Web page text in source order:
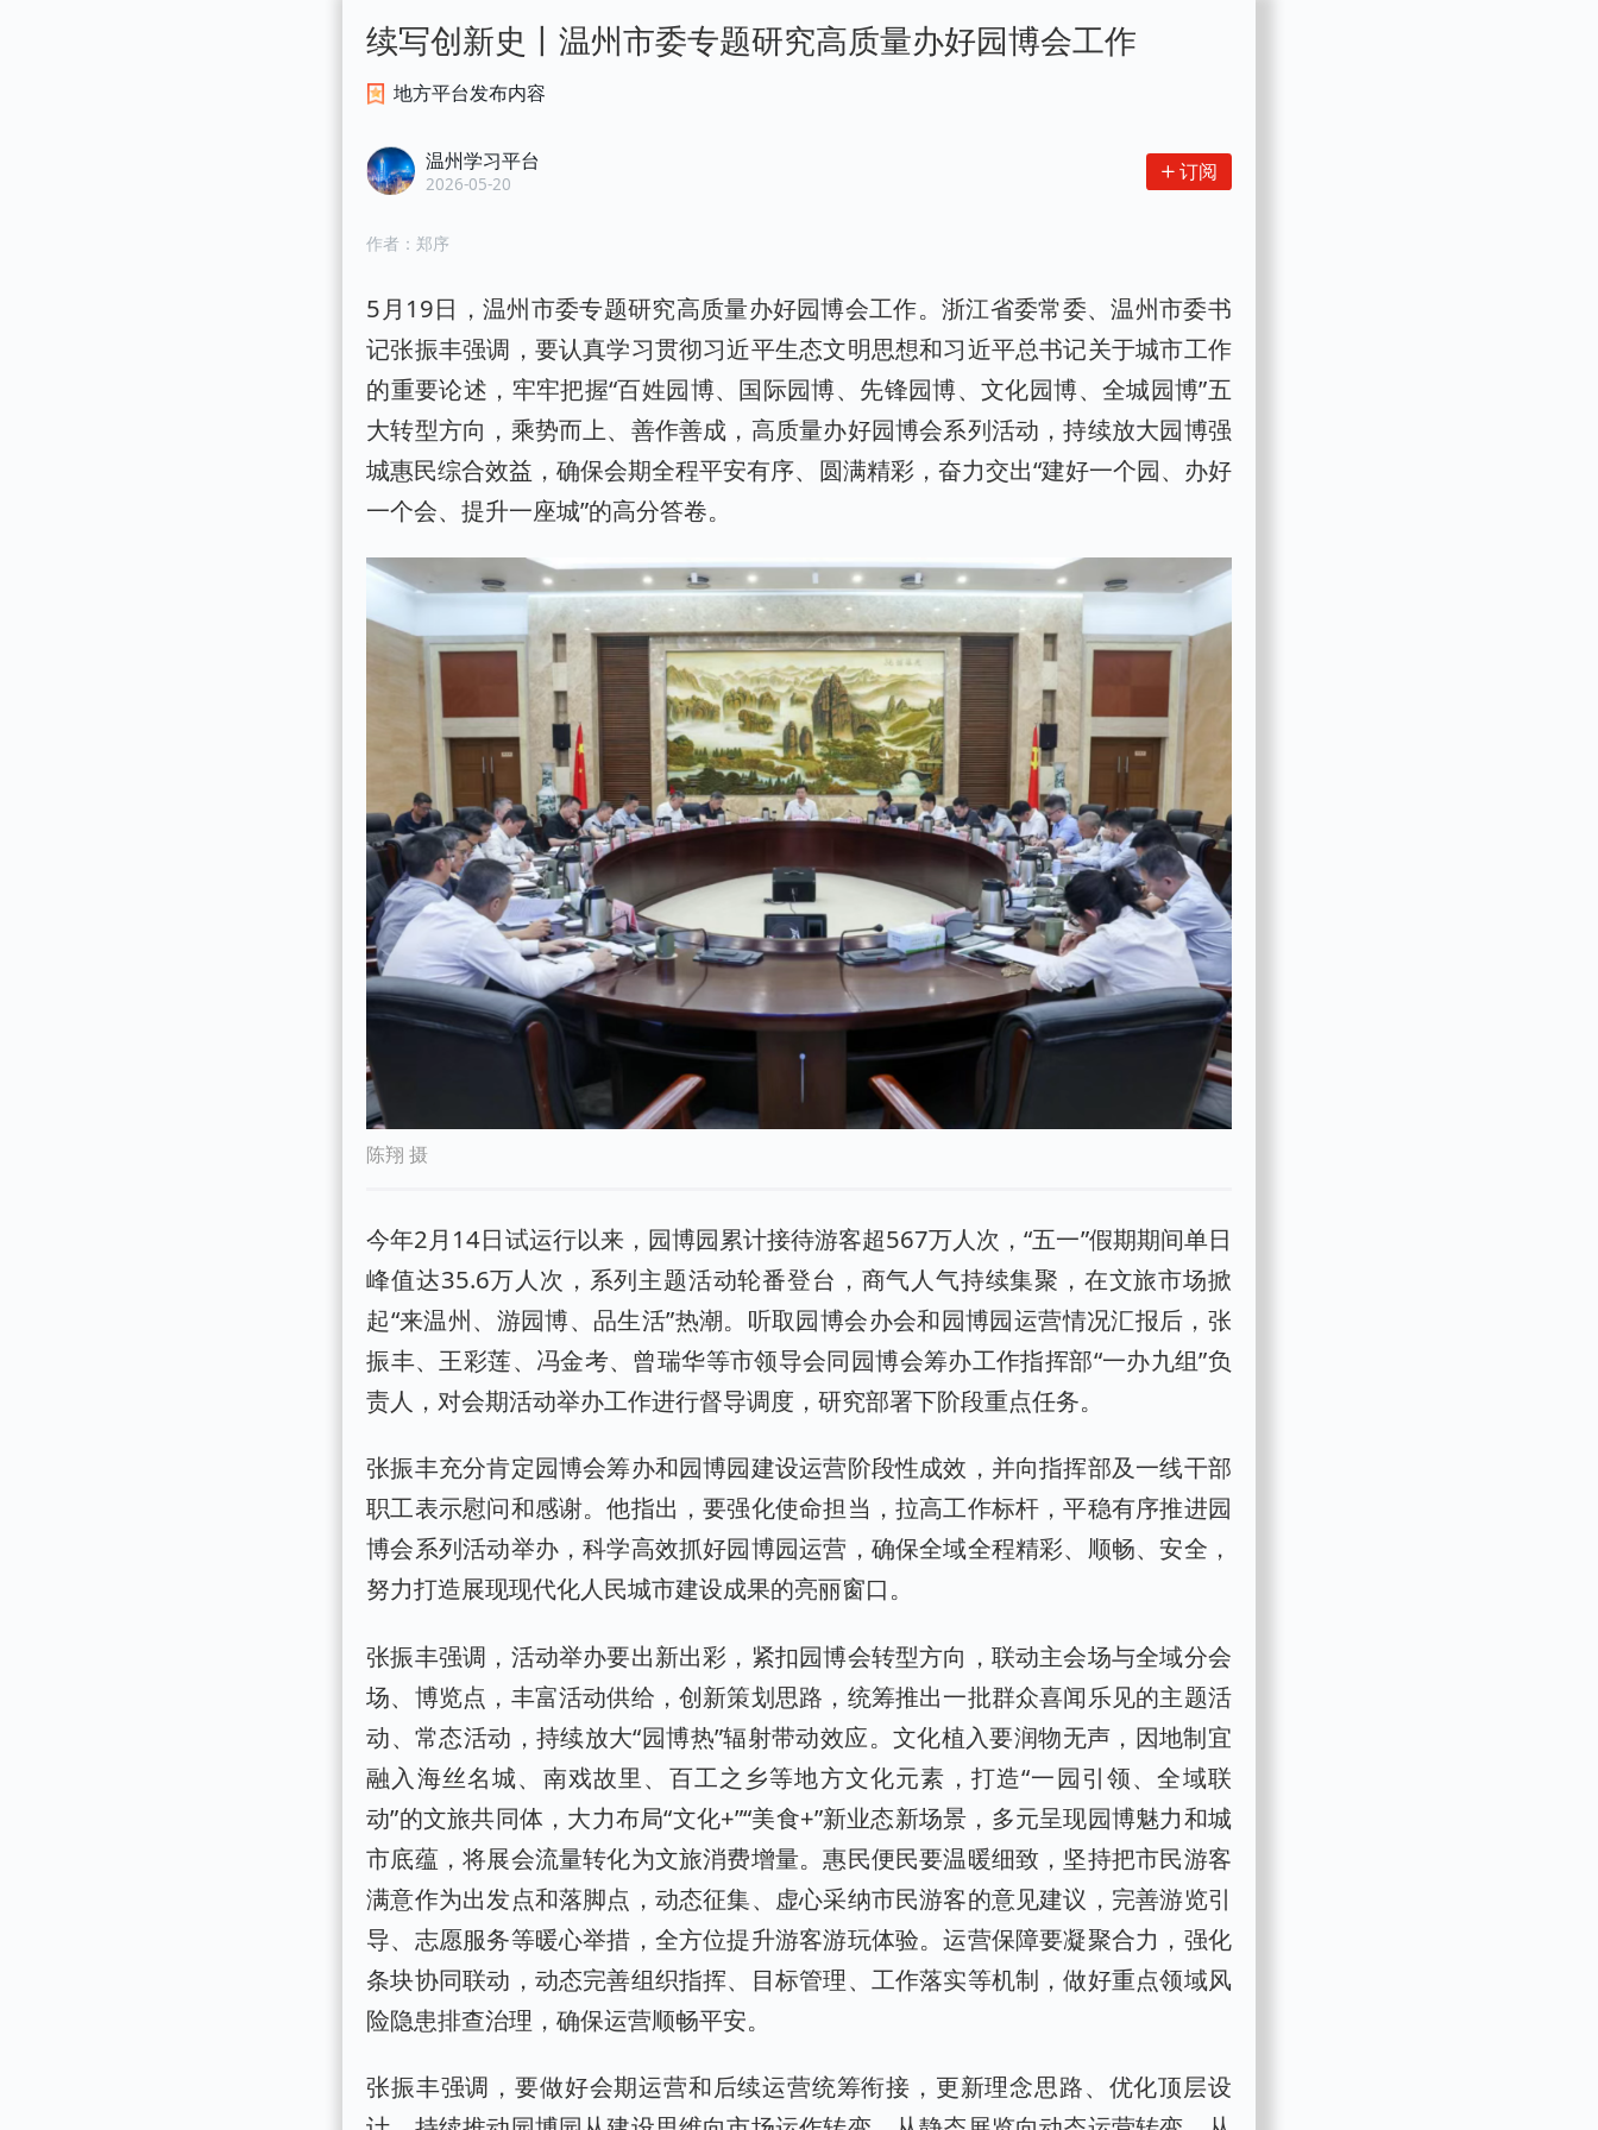
续写创新史丨温州市委专题研究高质量办好园博会工作
地方平台发布内容
温州学习平台
2026-05-20 订阅
作者： 郑序
5月19日，温州市委专题研究高质量办好园博会工作。浙江省委常委、温州市委书
记张振丰强调，要认真学习贯彻习近平生态文明思想和习近平总书记关于城市工作
的重要论述，牢牢把握“百姓园博、国际园博、先锋园博、文化园博、全城园博”五
大转型方向，乘势而上、善作善成，高质量办好园博会系列活动，持续放大园博强
城惠民综合效益，确保会期全程平安有序、圆满精彩，奋力交出“建好一个园、办好
一个会、提升一座城”的高分答卷。
陈翔 摄
今年2月14日试运行以来，园博园累计接待游客超567万人次，“五一”假期期间单日
峰值达35.6万人次，系列主题活动轮番登台，商气人气持续集聚，在文旅市场掀
起“来温州、游园博、品生活”热潮。听取园博会办会和园博园运营情况汇报后，张
振丰、王彩莲、冯金考、曾瑞华等市领导会同园博会筹办工作指挥部“一办九组”负
责人，对会期活动举办工作进行督导调度，研究部署下阶段重点任务。
张振丰充分肯定园博会筹办和园博园建设运营阶段性成效，并向指挥部及一线干部
职工表示慰问和感谢。他指出，要强化使命担当，拉高工作标杆，平稳有序推进园
博会系列活动举办，科学高效抓好园博园运营，确保全域全程精彩、顺畅、安全，
努力打造展现现代化人民城市建设成果的亮丽窗口。
张振丰强调，活动举办要出新出彩，紧扣园博会转型方向，联动主会场与全域分会
场、博览点，丰富活动供给，创新策划思路，统筹推出一批群众喜闻乐见的主题活
动、常态活动，持续放大“园博热”辐射带动效应。文化植入要润物无声，因地制宜
融入海丝名城、南戏故里、百工之乡等地方文化元素，打造“一园引领、全域联
动”的文旅共同体，大力布局“文化+”“美食+”新业态新场景，多元呈现园博魅力和城
市底蕴，将展会流量转化为文旅消费增量。惠民便民要温暖细致，坚持把市民游客
满意作为出发点和落脚点，动态征集、虚心采纳市民游客的意见建议，完善游览引
导、志愿服务等暖心举措，全方位提升游客游玩体验。运营保障要凝聚合力，强化
条块协同联动，动态完善组织指挥、目标管理、工作落实等机制，做好重点领域风
险隐患排查治理，确保运营顺畅平安。
张振丰强调，要做好会期运营和后续运营统筹衔接，更新理念思路、优化顶层设